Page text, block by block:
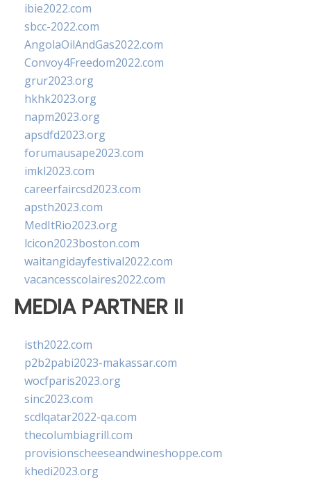
ibie2022.com
sbcc-2022.com
AngolaOilAndGas2022.com
Convoy4Freedom2022.com
grur2023.org
hkhk2023.org
napm2023.org
apsdfd2023.org
forumausape2023.com
imkl2023.com
careerfaircsd2023.com
apsth2023.com
MedItRio2023.org
lcicon2023boston.com
waitangidayfestival2022.com
vacancesscolaires2022.com
MEDIA PARTNER II
isth2022.com
p2b2pabi2023-makassar.com
wocfparis2023.org
sinc2023.com
scdlqatar2022-qa.com
thecolumbiagrill.com
provisionscheeseandwineshoppe.com
khedi2023.org